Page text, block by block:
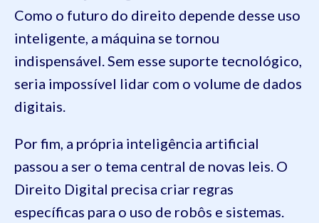
Como o futuro do direito depende desse uso
inteligente, a máquina se tornou
indispensável. Sem esse suporte tecnológico,
seria impossível lidar com o volume de dados
digitais.
Por fim, a própria inteligência artificial
passou a ser o tema central de novas leis. O
Direito Digital precisa criar regras
específicas para o uso de robôs e sistemas.